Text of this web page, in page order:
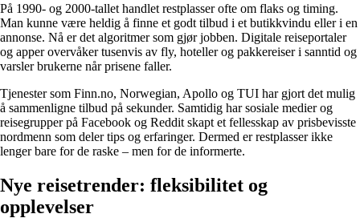
På 1990- og 2000-tallet handlet restplasser ofte om flaks og timing.
Man kunne være heldig å finne et godt tilbud i et butikkvindu eller i en
annonse. Nå er det algoritmer som gjør jobben. Digitale reiseportaler
og apper overvåker tusenvis av fly, hoteller og pakkereiser i sanntid og
varsler brukerne når prisene faller.
Tjenester som Finn.no, Norwegian, Apollo og TUI har gjort det mulig
å sammenligne tilbud på sekunder. Samtidig har sosiale medier og
reisegrupper på Facebook og Reddit skapt et fellesskap av prisbevisste
nordmenn som deler tips og erfaringer. Dermed er restplasser ikke
lenger bare for de raske – men for de informerte.
Nye reisetrender: fleksibilitet og
opplevelser